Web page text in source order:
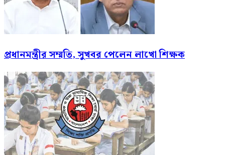
প্রধানমন্ত্রীর সম্মতি, সুখবর পেলেন লাখো শিক্ষক